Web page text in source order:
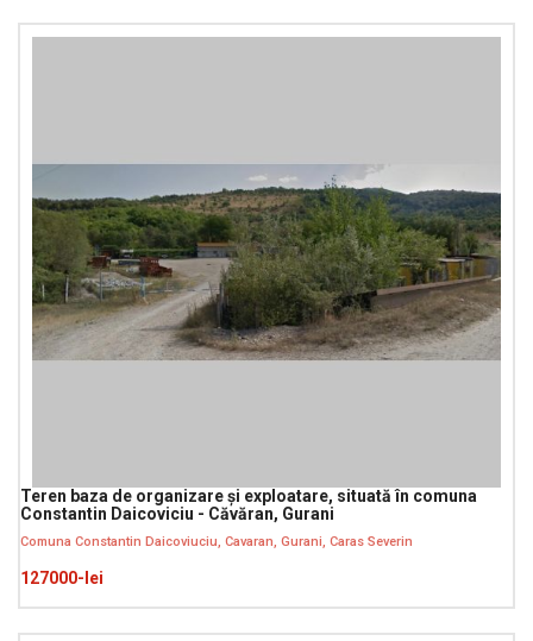
Teren baza de organizare și exploatare, situată în comuna
Constantin Daicoviciu - Căvăran, Gurani
Comuna Constantin Daicoviuciu, Cavaran, Gurani, Caras Severin
127000-lei